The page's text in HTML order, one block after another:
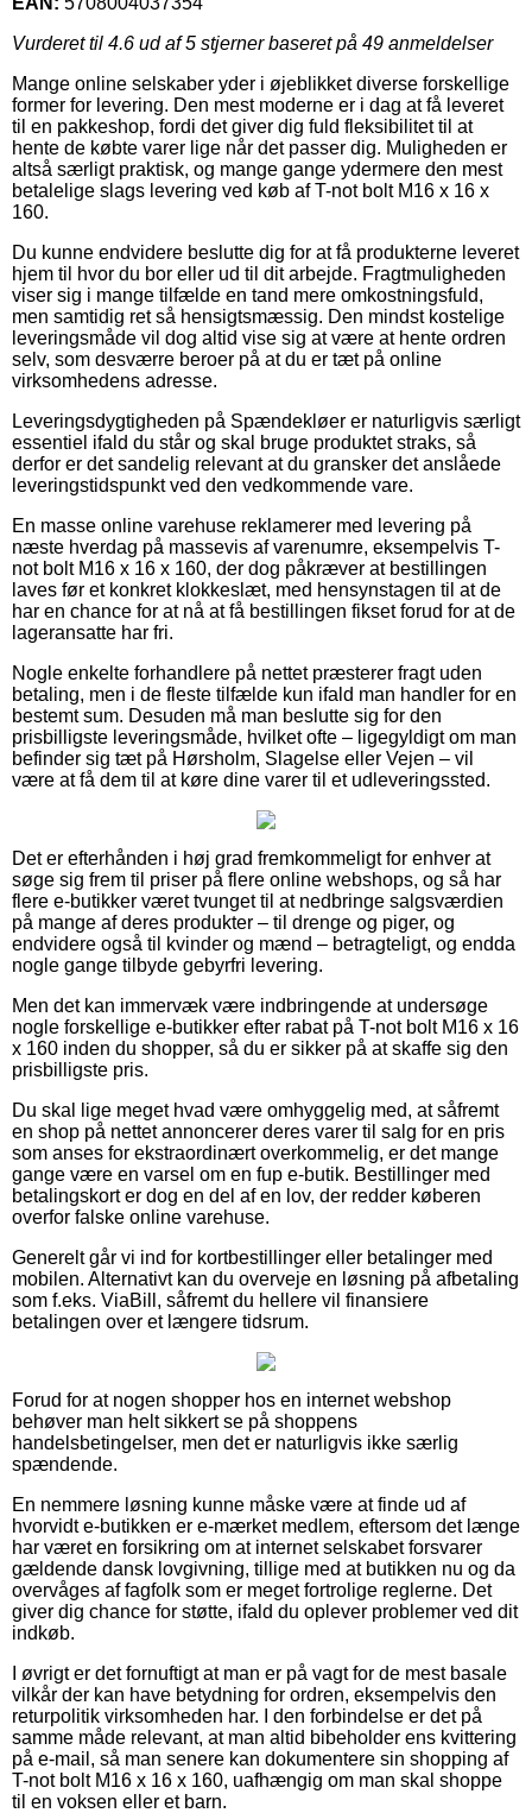
Vurderet til 4.6 ud af 5 stjerner baseret på 49 anmeldelser
Mange online selskaber yder i øjeblikket diverse forskellige
former for levering. Den mest moderne er i dag at få leveret
til en pakkeshop, fordi det giver dig fuld fleksibilitet til at
hente de købte varer lige når det passer dig. Muligheden er
altså særligt praktisk, og mange gange ydermere den mest
betalelige slags levering ved køb af T-not bolt M16 x 16 x
160.
Du kunne endvidere beslutte dig for at få produkterne leveret
hjem til hvor du bor eller ud til dit arbejde. Fragtmuligheden
viser sig i mange tilfælde en tand mere omkostningsfuld,
men samtidig ret så hensigtsmæssig. Den mindst kostelige
leveringsmåde vil dog altid vise sig at være at hente ordren
selv, som desværre beroer på at du er tæt på online
virksomhedens adresse.
Leveringsdygtigheden på Spændekløer er naturligvis særligt
essentiel ifald du står og skal bruge produktet straks, så
derfor er det sandelig relevant at du gransker det anslåede
leveringstidspunkt ved den vedkommende vare.
En masse online varehuse reklamerer med levering på
næste hverdag på massevis af varenumre, eksempelvis T-
not bolt M16 x 16 x 160, der dog påkræver at bestillingen
laves før et konkret klokkeslæt, med hensynstagen til at de
har en chance for at nå at få bestillingen fikset forud for at de
lageransatte har fri.
Nogle enkelte forhandlere på nettet præsterer fragt uden
betaling, men i de fleste tilfælde kun ifald man handler for en
bestemt sum. Desuden må man beslutte sig for den
prisbilligste leveringsmåde, hvilket ofte – ligegyldigt om man
befinder sig tæt på Hørsholm, Slagelse eller Vejen – vil
være at få dem til at køre dine varer til et udleveringssted.
Det er efterhånden i høj grad fremkommeligt for enhver at
søge sig frem til priser på flere online webshops, og så har
flere e-butikker været tvunget til at nedbringe salgsværdien
på mange af deres produkter – til drenge og piger, og
endvidere også til kvinder og mænd – betragteligt, og endda
nogle gange tilbyde gebyrfri levering.
Men det kan immervæk være indbringende at undersøge
nogle forskellige e-butikker efter rabat på T-not bolt M16 x 16
x 160 inden du shopper, så du er sikker på at skaffe sig den
prisbilligste pris.
Du skal lige meget hvad være omhyggelig med, at såfremt
en shop på nettet annoncerer deres varer til salg for en pris
som anses for ekstraordinært overkommelig, er det mange
gange være en varsel om en fup e-butik. Bestillinger med
betalingskort er dog en del af en lov, der redder køberen
overfor falske online varehuse.
Generelt går vi ind for kortbestillinger eller betalinger med
mobilen. Alternativt kan du overveje en løsning på afbetaling
som f.eks. ViaBill, såfremt du hellere vil finansiere
betalingen over et længere tidsrum.
Forud for at nogen shopper hos en internet webshop
behøver man helt sikkert se på shoppens
handelsbetingelser, men det er naturligvis ikke særlig
spændende.
En nemmere løsning kunne måske være at finde ud af
hvorvidt e-butikken er e-mærket medlem, eftersom det længe
har været en forsikring om at internet selskabet forsvarer
gældende dansk lovgivning, tillige med at butikken nu og da
overvåges af fagfolk som er meget fortrolige reglerne. Det
giver dig chance for støtte, ifald du oplever problemer ved dit
indkøb.
I øvrigt er det fornuftigt at man er på vagt for de mest basale
vilkår der kan have betydning for ordren, eksempelvis den
returpolitik virksomheden har. I den forbindelse er det på
samme måde relevant, at man altid bibeholder ens kvittering
på e-mail, så man senere kan dokumentere sin shopping af
T-not bolt M16 x 16 x 160, uafhængig om man skal shoppe
til en voksen eller et barn.